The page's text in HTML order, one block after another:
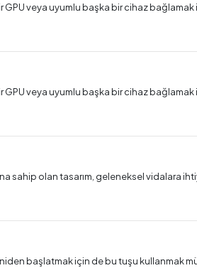
veya uyumlu başka bir cihaz
veya uyumlu başka bir cihaz
sahip olan tasarım, geleneksel
başlatmak için de bu tuşu kullanmak